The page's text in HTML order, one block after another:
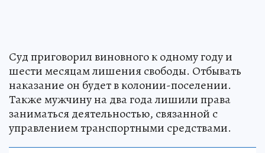
Суд приговорил виновного к одному году и
шести месяцам лишения свободы. Отбывать
наказание он будет в колонии-поселении.
Также мужчину на два года лишили права
заниматься деятельностью, связанной с
управлением транспортными средствами.